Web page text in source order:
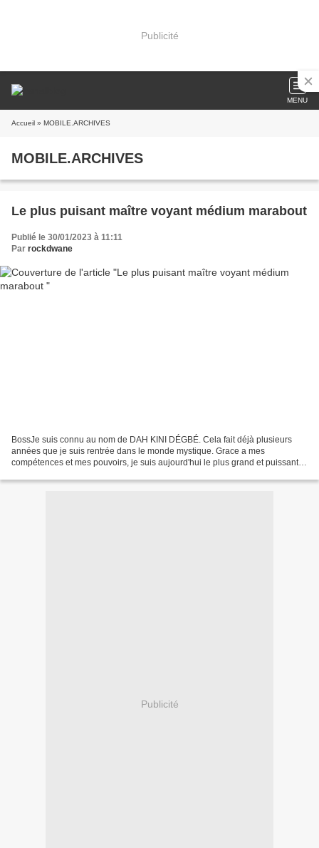
Publicité
MENU
Accueil » MOBILE.ARCHIVES
MOBILE.ARCHIVES
Le plus puisant maître voyant médium marabout
Publié le 30/01/2023 à 11:11
Par rockdwane
BossJe suis connu au nom de DAH KINI DÉGBÉ. Cela fait déjà plusieurs
années que je suis rentrée dans le monde mystique. Grace a mes
compétences et mes pouvoirs, je suis aujourd'hui le plus grand et puissant
Publicité